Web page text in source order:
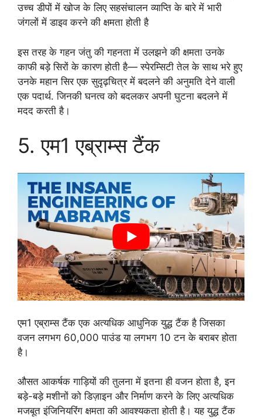
उच्च डीपों में खोज के लिए सहसंचालन व्याप्ति के बारे में भारी
जंगलों में डाइव करने की क्षमता होती है
इस तरह के गहन जंतु की गहनता में उलझने की क्षमता उनके
काफी बड़े सिरों के कारण होती है— स्पेरम्सिटी तेल के साथ भरे हुए
उनके महान सिर एक सुदृढ़चित्र में बदलने की अनुमति देने वाली
एक पदार्थ. जिनकी घनत्व को बदलकर अपनी घुटना बदलने में
मदद करती है।
5. एम1 एब्राम्स टैंक
एम1 एब्राम्स टैंक एक अत्यधिक आधुनिक युद्ध टैंक है जिसका
वजन लगभग 60,000 पाउंड या लगभग 10 टन के बराबर होता
है।
औसत आकर्षक गाड़ियों की तुलना में इतना ही वजन होता है, इन
बड़े-बड़े मशीनों को डिज़ाइन और निर्माण करने के लिए अत्यधिक
मजबूत इंजिनियरिंग क्षमता की आवश्यकता होती है। यह युद्ध टैंक